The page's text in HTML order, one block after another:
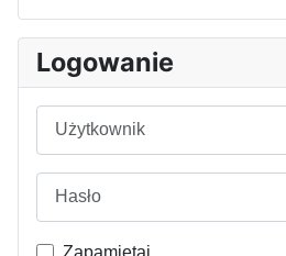
Logowanie
Zapamiętaj